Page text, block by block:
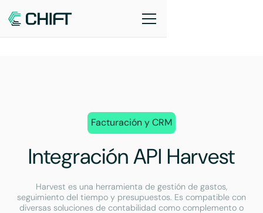
Facturación y CRM
Integración API Harvest
Harvest es una herramienta de gestión de gastos,
seguimiento del tiempo y presupuestos. Es compatible con
diversas soluciones de contabilidad como complemento o